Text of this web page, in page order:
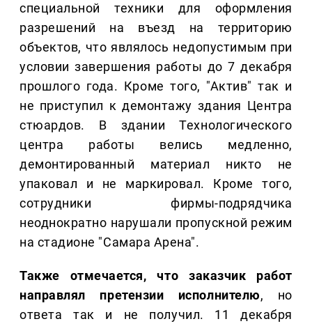
специальной техники для оформления
разрешений на въезд на территорию
объектов, что являлось недопустимым при
условии завершения работы до 7 декабря
прошлого года. Кроме того, "Актив" так и
не приступил к демонтажу здания Центра
стюардов. В здании Технологического
центра работы велись медленно,
демонтированный материал никто не
упаковал и не маркировал. Кроме того,
сотрудники фирмы-подрядчика
неоднократно нарушали пропускной режим
на стадионе "Самара Арена".
Также отмечается, что заказчик работ
направлял претензии исполнителю, но
ответа так и не получил. 11 декабря